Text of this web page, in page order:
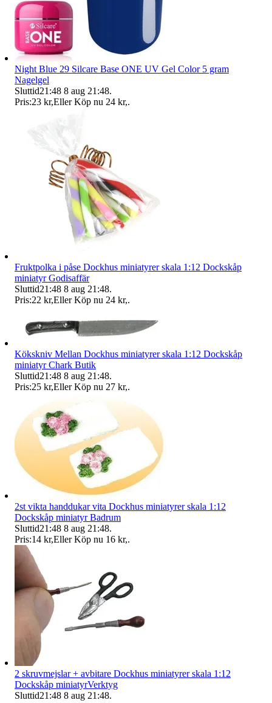
Night Blue 29 Silcare Base ONE UV Gel Color 5 gram
Nagelgel
Sluttid21:48 8 aug 21:48.
Pris:23 kr,Eller Köp nu 24 kr,.
Fruktpolka i påse Dockhus miniatyrer skala 1:12 Dockskåp
miniatyr Godisaffär
Sluttid21:48 8 aug 21:48.
Pris:22 kr,Eller Köp nu 24 kr,.
Kökskniv Mellan Dockhus miniatyrer skala 1:12 Dockskåp
miniatyr Chark Butik
Sluttid21:48 8 aug 21:48.
Pris:25 kr,Eller Köp nu 27 kr,.
2st vikta handdukar vita Dockhus miniatyrer skala 1:12
Dockskåp miniatyr Badrum
Sluttid21:48 8 aug 21:48.
Pris:14 kr,Eller Köp nu 16 kr,.
2 skruvmejslar + avbitare Dockhus miniatyrer skala 1:12
Dockskåp miniatyrVerktyg
Sluttid21:48 8 aug 21:48.